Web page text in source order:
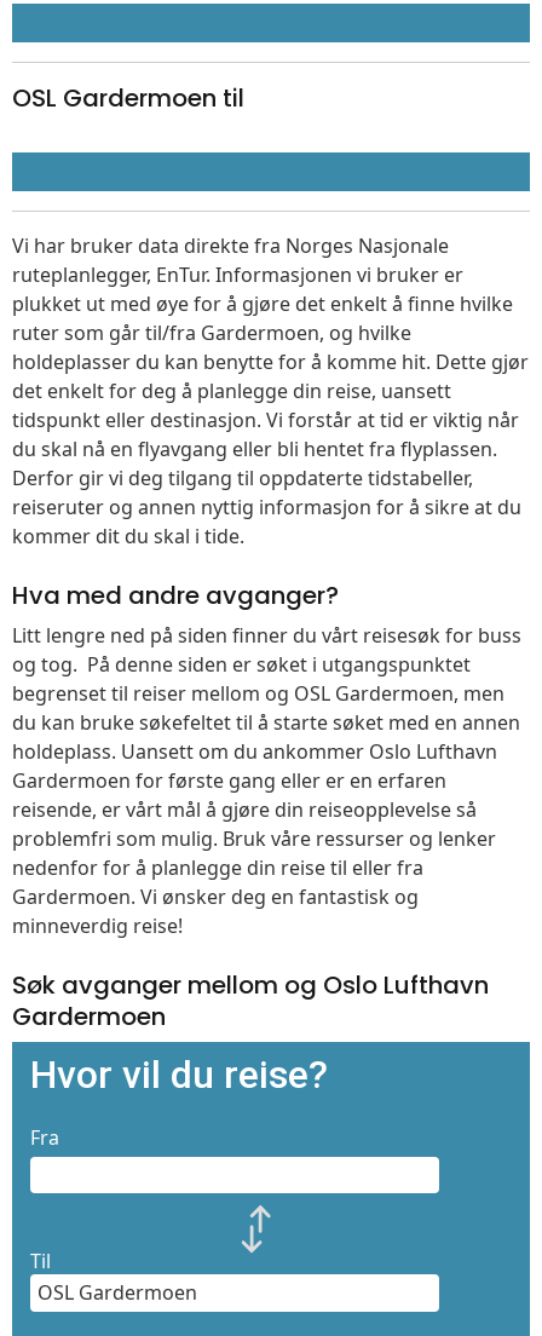
OSL Gardermoen til
Vi har bruker data direkte fra Norges Nasjonale
ruteplanlegger, EnTur. Informasjonen vi bruker er
plukket ut med øye for å gjøre det enkelt å finne hvilke
ruter som går til/fra Gardermoen, og hvilke
holdeplasser du kan benytte for å komme hit. Dette gjør
det enkelt for deg å planlegge din reise, uansett
tidspunkt eller destinasjon. Vi forstår at tid er viktig når
du skal nå en flyavgang eller bli hentet fra flyplassen.
Derfor gir vi deg tilgang til oppdaterte tidstabeller,
reiseruter og annen nyttig informasjon for å sikre at du
kommer dit du skal i tide.
Hva med andre avganger?
Litt lengre ned på siden finner du vårt reisesøk for buss
og tog. På denne siden er søket i utgangspunktet
begrenset til reiser mellom og OSL Gardermoen, men
du kan bruke søkefeltet til å starte søket med en annen
holdeplass. Uansett om du ankommer Oslo Lufthavn
Gardermoen for første gang eller er en erfaren
reisende, er vårt mål å gjøre din reiseopplevelse så
problemfri som mulig. Bruk våre ressurser og lenker
nedenfor for å planlegge din reise til eller fra
Gardermoen. Vi ønsker deg en fantastisk og
minneverdig reise!
Søk avganger mellom og Oslo Lufthavn
Gardermoen
Hvor vil du reise?
Fra
Til